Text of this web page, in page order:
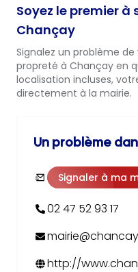
Soyez le premier
Chançay
Signalez un problème
propreté à Chançay en
localisation incluses,
directement à la mairie.
Un problème
Signaler à ma
02 47 52 93 17
http://